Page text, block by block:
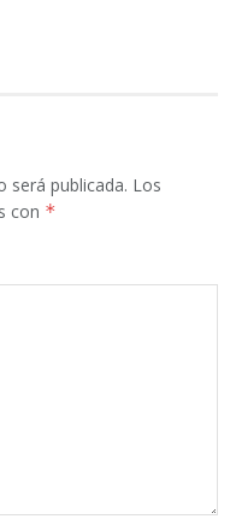
será publicada. Los
con *